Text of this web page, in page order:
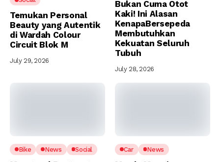
Temukan Personal
Beauty yang Autentik
di Wardah Colour
Circuit Blok M
July 29, 2026
Bukan Cuma Otot
Kaki! Ini Alasan
KenapaBersepeda
Membutuhkan
Kekuatan Seluruh
Tubuh
July 28, 2026
Bike News Social Car News